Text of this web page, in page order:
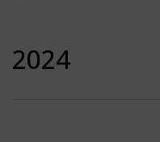
2024